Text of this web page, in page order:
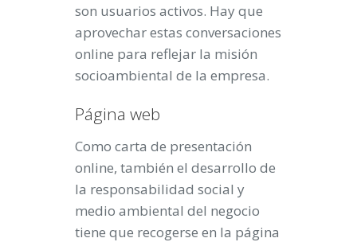
son usuarios activos. Hay que
aprovechar estas conversaciones
online para reflejar la misión
socioambiental de la empresa.
Página web
Como carta de presentación
online, también el desarrollo de
la responsabilidad social y
medio ambiental del negocio
tiene que recogerse en la página